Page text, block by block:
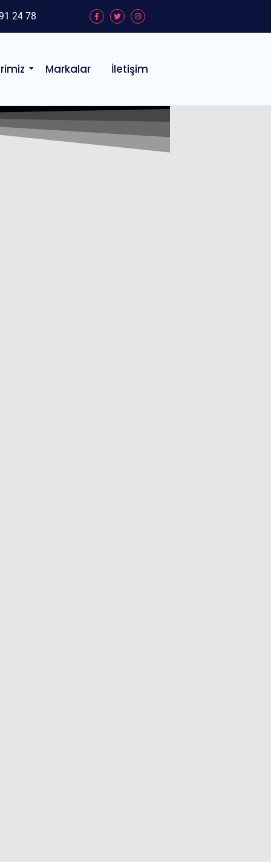
24 78
Markalar İletişim